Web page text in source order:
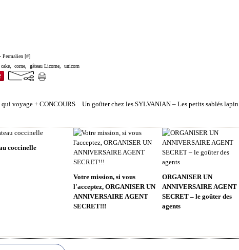
- Permalien [#]
corne gâteau Licorne unicorn
voyage + CONCOURS Un goûter chez les SYLVANIAN – Les petits sablés lapin
coccinelle
Votre mission, si vous
l'acceptez, ORGANISER UN
ANNIVERSAIRE AGENT
SECRET!!!
ORGANISER UN
ANNIVERSAIRE AGENT
SECRET – le goûter des
agents